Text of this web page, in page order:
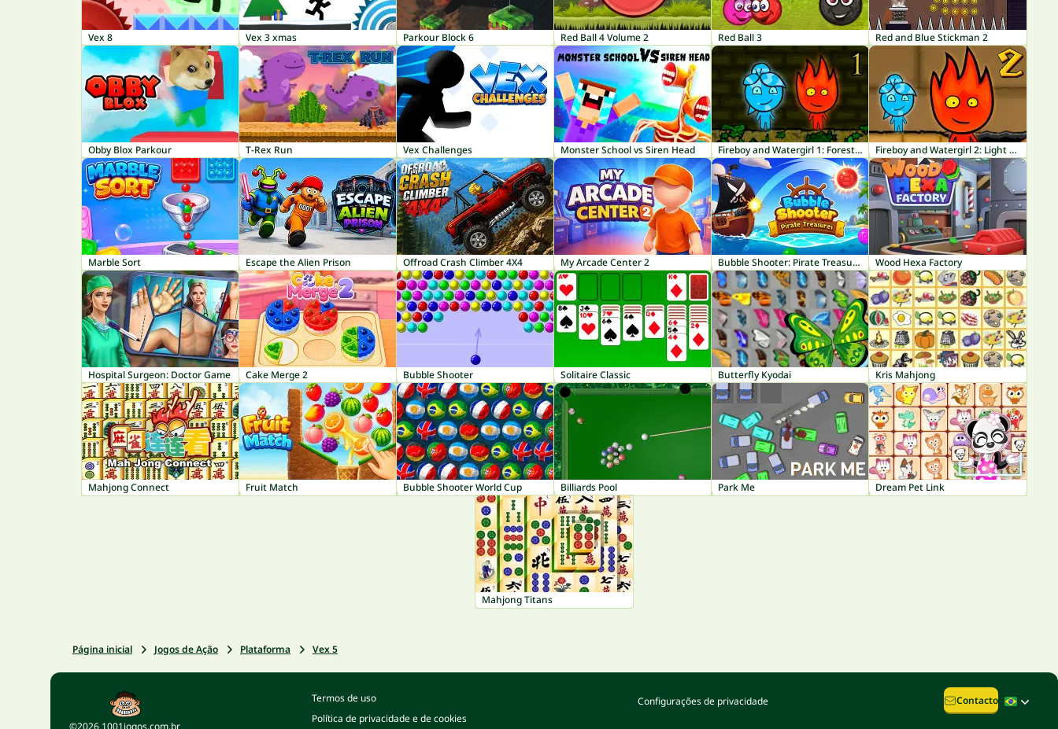
Vex 8 Vex 3 xmas Parkour Block 6 Red Ball 4 Volume 2 Red Ball 3 Red and Blue Stickman 2
Obby Blox Parkour T-Rex Run Vex Challenges Monster School vs Siren Head Fireboy and Watergirl 1: Forest Temple Fireboy and Watergirl 2: Light Temple
Marble Sort Escape the Alien Prison Offroad Crash Climber 4X4 My Arcade Center 2 Bubble Shooter: Pirate Treasures Wood Hexa Factory
Hospital Surgeon: Doctor Game Cake Merge 2 Bubble Shooter Solitaire Classic Butterfly Kyodai Kris Mahjong
Mahjong Connect Fruit Match Bubble Shooter World Cup Billiards Pool Park Me Dream Pet Link
Mahjong Titans
Página inicial Jogos de Ação Plataforma Vex 5
©2026 1001jogos.com.br
Termos de uso
Política de privacidade e de cookies
Configurações de privacidade Contacto